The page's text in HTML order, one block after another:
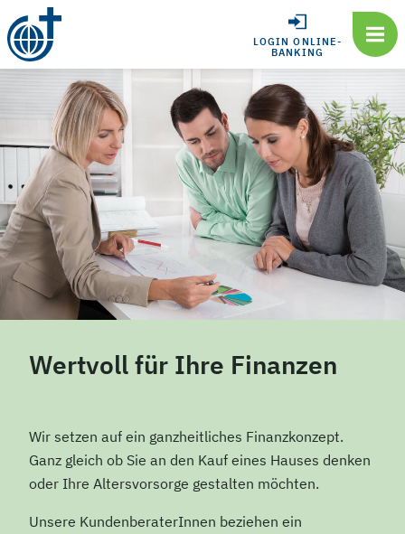
LOGIN ONLINE-
BANKING
Wertvoll für Ihre Finanzen
Wir setzen auf ein ganzheitliches Finanzkonzept.
Ganz gleich ob Sie an den Kauf eines Hauses denken
oder Ihre Altersvorsorge gestalten möchten.
Unsere KundenberaterInnen beziehen ein